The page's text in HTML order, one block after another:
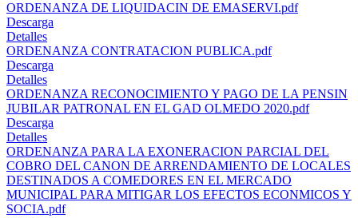
ORDENANZA DE LIQUIDACIN DE EMASERVI.pdf
Descarga
Detalles
ORDENANZA CONTRATACION PUBLICA.pdf
Descarga
Detalles
ORDENANZA RECONOCIMIENTO Y PAGO DE LA PENSIN
JUBILAR PATRONAL EN EL GAD OLMEDO 2020.pdf
Descarga
Detalles
ORDENANZA PARA LA EXONERACION PARCIAL DEL
COBRO DEL CANON DE ARRENDAMIENTO DE LOCALES
DESTINADOS A COMEDORES EN EL MERCADO
MUNICIPAL PARA MITIGAR LOS EFECTOS ECONMICOS Y
SOCIA.pdf